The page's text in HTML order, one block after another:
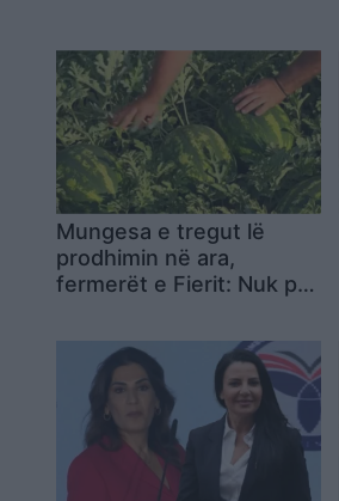
Mungesa e tregut lë
prodhimin në ara,
fermerët e Fierit: Nuk po